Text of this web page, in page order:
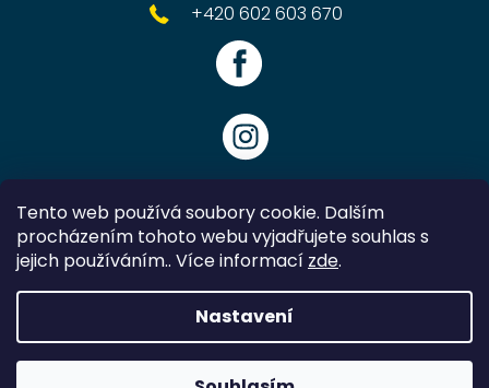
Tento web používá soubory cookie. Dalším
procházením tohoto webu vyjadřujete souhlas s
jejich používáním.. Více informací zde.
Nastavení
+420 602 603 670
Vytvořil Shoptet